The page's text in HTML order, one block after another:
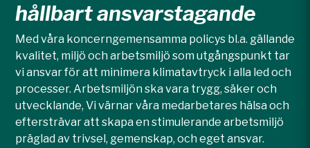
hållbart ansvarstagande
Med våra koncerngemensamma policys bl.a. gällande
kvalitet, miljö och arbetsmiljö som utgångspunkt tar
vi ansvar för att minimera klimatavtryck i alla led och
processer. Arbetsmiljön ska vara trygg, säker och
utvecklande, Vi värnar våra medarbetares hälsa och
eftersträvar att skapa en stimulerande arbetsmiljö
präglad av trivsel, gemenskap, och eget ansvar.